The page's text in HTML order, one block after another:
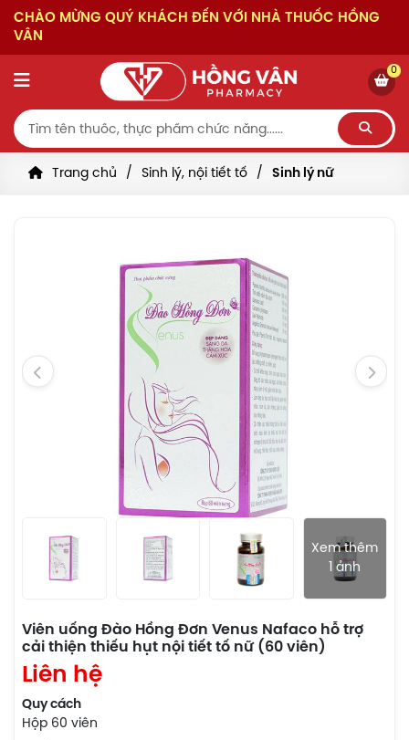
CHÀO MỪNG QUÝ KHÁCH ĐẾN VỚI NHÀ THUỐC HỒNG
VÂN
0
Trang chủ Sinh lý, nội tiết tố Sinh lý nữ
Xem thêm
1 ảnh
Viên uống Đào Hồng Đơn Venus Nafaco hỗ trợ
cải thiện thiếu hụt nội tiết tố nữ (60 viên)
Liên hệ
Quy cách
Hộp 60 viên